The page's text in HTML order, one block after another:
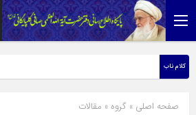
کلام ناب
صفحه اصلی » گروه » مقالات